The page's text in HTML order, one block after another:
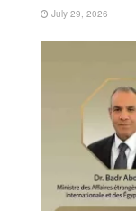
July 29, 2026